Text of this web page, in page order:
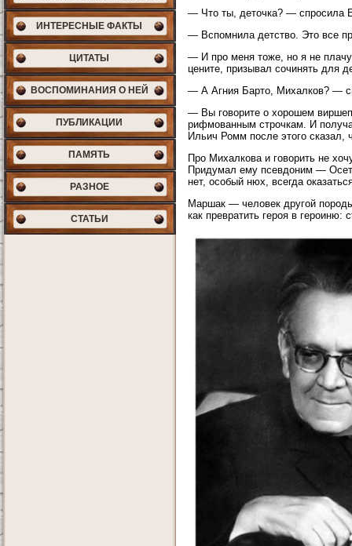
ИНТЕРЕСНЫЕ ФАКТЫ
ЦИТАТЫ
ВОСПОМИНАНИЯ О НЕЙ
ПУБЛИКАЦИИ
ПАМЯТЬ
РАЗНОЕ
СТАТЬИ
— Что ты, деточка? — спросила
— Вспомнила детство. Это все
— И про меня тоже, но я не
цените, призывал сочинять для
— А Агния Барто, Михалков? —
— Вы говорите о хорошем
рифмованным строчкам. И
Ильич Ромм после этого сказал,
Про Михалкова и говорить не
Придумал ему псевдоним —
нет, особый нюх, всегда
Маршак — человек другой
как превратить героя в